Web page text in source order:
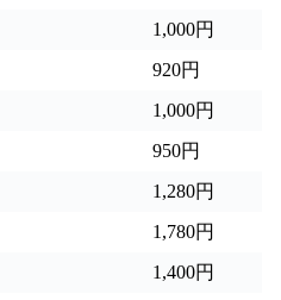
1,000円
920円
1,000円
950円
1,280円
1,780円
1,400円